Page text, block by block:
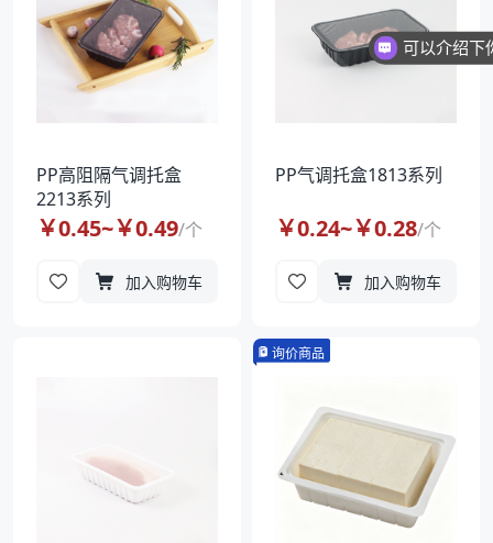
PP高阻隔气调托盒
2213系列
￥0.45~￥0.49/个
加入购物车
PP气调托盒1813系列
￥0.24~￥0.28/个
加入购物车
询价商品